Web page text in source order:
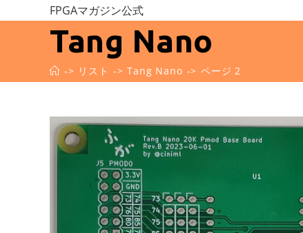
ン
FPGAマガジン公式
Tang Nano
-> リスト -> Tang Nano -> ページ 2